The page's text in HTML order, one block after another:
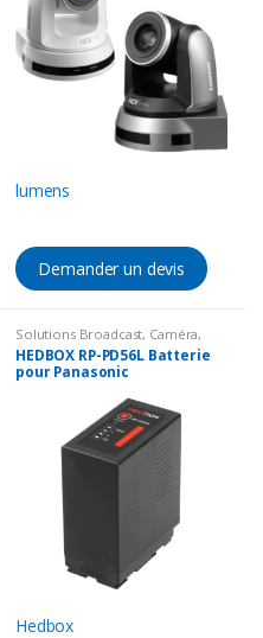
lumens
Demander un devis
Solutions Broadcast, Caméra,
Accessoires Caméra Batterie &
Chargeur
HEDBOX RP-PD56L Batterie
pour Panasonic
Hedbox